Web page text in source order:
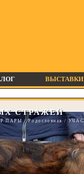
ВЫСТАВКИ
СТРАЖЕЙ
ПАРЫ/Родословная /